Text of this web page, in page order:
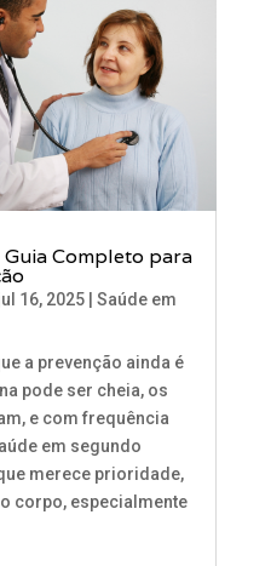
Guia Completo para
16, 2025| Saúde em
a prevenção ainda é
pode ser cheia, os
e com frequência
em segundo
merece prioridade,
corpo, especialmente